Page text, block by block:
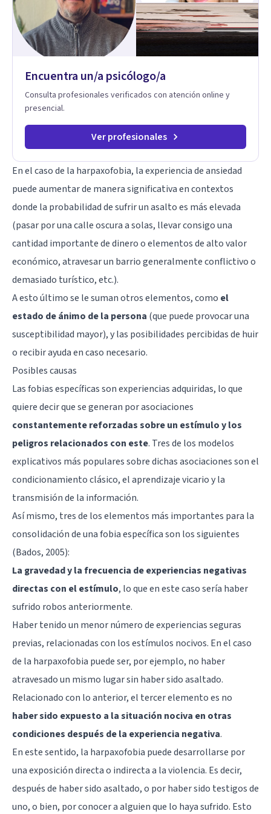
Encuentra un/a psicólogo/a
Consulta profesionales verificados con atención online y
presencial.
Ver profesionales
En el caso de la harpaxofobia, la experiencia de ansiedad
puede aumentar de manera significativa en contextos
donde la probabilidad de sufrir un asalto es más elevada
(pasar por una calle oscura a solas, llevar consigo una
cantidad importante de dinero o elementos de alto valor
económico, atravesar un barrio generalmente conflictivo o
demasiado turístico, etc.).
A esto último se le suman otros elementos, como el
estado de ánimo de la persona (que puede provocar una
susceptibilidad mayor), y las posibilidades percibidas de huir
o recibir ayuda en caso necesario.
Posibles causas
Las fobias específicas son experiencias adquiridas, lo que
quiere decir que se generan por asociaciones
constantemente reforzadas sobre un estímulo y los
peligros relacionados con este. Tres de los modelos
explicativos más populares sobre dichas asociaciones son el
condicionamiento clásico, el aprendizaje vicario y la
transmisión de la información.
Así mismo, tres de los elementos más importantes para la
consolidación de una fobia específica son los siguientes
(Bados, 2005):
La gravedad y la frecuencia de experiencias negativas
directas con el estímulo, lo que en este caso sería haber
sufrido robos anteriormente.
Haber tenido un menor número de experiencias seguras
previas, relacionadas con los estímulos nocivos. En el caso
de la harpaxofobia puede ser, por ejemplo, no haber
atravesado un mismo lugar sin haber sido asaltado.
Relacionado con lo anterior, el tercer elemento es no
haber sido expuesto a la situación nociva en otras
condiciones después de la experiencia negativa.
En este sentido, la harpaxofobia puede desarrollarse por
una exposición directa o indirecta a la violencia. Es decir,
después de haber sido asaltado, o por haber sido testigos de
uno, o bien, por conocer a alguien que lo haya sufrido. Esto